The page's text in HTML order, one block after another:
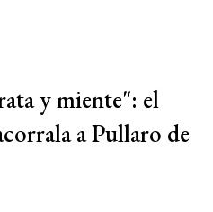
y miente": el
a Pullaro de